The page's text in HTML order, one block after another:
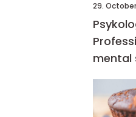
29.
mental